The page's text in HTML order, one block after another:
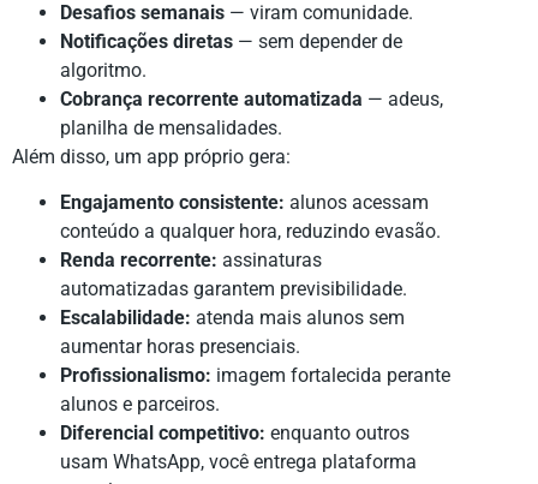
Desafios semanais — viram comunidade.
Notificações diretas — sem depender de
algoritmo.
Cobrança recorrente automatizada — adeus,
planilha de mensalidades.
Além disso, um app próprio gera:
Engajamento consistente: alunos acessam
conteúdo a qualquer hora, reduzindo evasão.
Renda recorrente: assinaturas
automatizadas garantem previsibilidade.
Escalabilidade: atenda mais alunos sem
aumentar horas presenciais.
Profissionalismo: imagem fortalecida perante
alunos e parceiros.
Diferencial competitivo: enquanto outros
usam WhatsApp, você entrega plataforma